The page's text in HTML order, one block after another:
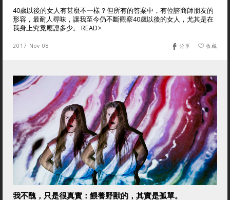
40歲以後的女人有甚麼不一樣？但所有的答案中，有位諮商師朋友的
形容，最耐人尋味，讓我至今仍不斷觀察40歲以後的女人，尤其是在
我身上究竟應證多少。 READ>
2017 Nov 08 收藏
分享
我不醜，只是很真實：餵養野獸的，其實是孤單。